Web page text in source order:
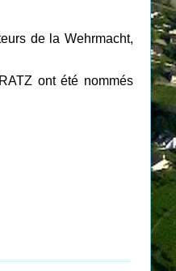
de la Wehrmacht,
ont été nommés